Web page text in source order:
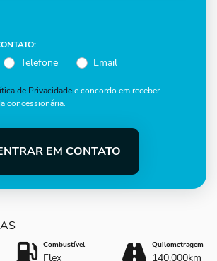
Telefone Email
de Privacidadee concordo em receber
concessionária.
EM CONTATO
Combustível
Flex
Quilometragem
140.000km